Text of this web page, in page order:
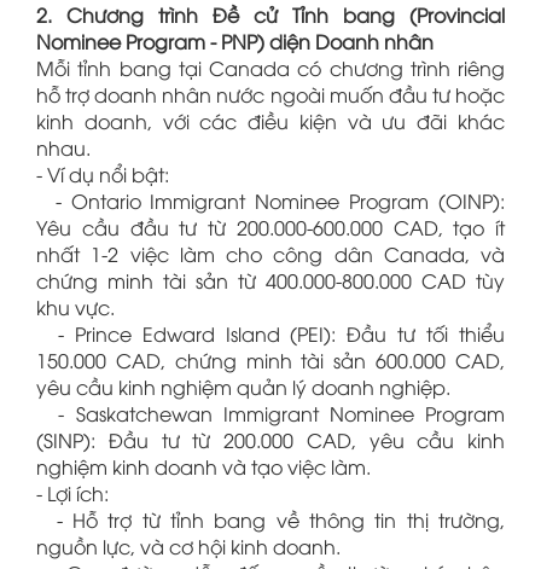
2. Chương trình Đề cử Tỉnh bang (Provincial
Nominee Program - PNP) diện Doanh nhân
Mỗi tỉnh bang tại Canada có chương trình riêng
hỗ trợ doanh nhân nước ngoài muốn đầu tư hoặc
kinh doanh, với các điều kiện và ưu đãi khác
nhau.
- Ví dụ nổi bật:
- Ontario Immigrant Nominee Program (OINP):
Yêu cầu đầu tư từ 200.000-600.000 CAD, tạo ít
nhất 1-2 việc làm cho công dân Canada, và
chứng minh tài sản từ 400.000-800.000 CAD tùy
khu vực.
- Prince Edward Island (PEI): Đầu tư tối thiểu
150.000 CAD, chứng minh tài sản 600.000 CAD,
yêu cầu kinh nghiệm quản lý doanh nghiệp.
- Saskatchewan Immigrant Nominee Program
(SINP): Đầu tư từ 200.000 CAD, yêu cầu kinh
nghiệm kinh doanh và tạo việc làm.
- Lợi ích:
- Hỗ trợ từ tỉnh bang về thông tin thị trường,
nguồn lực, và cơ hội kinh doanh.